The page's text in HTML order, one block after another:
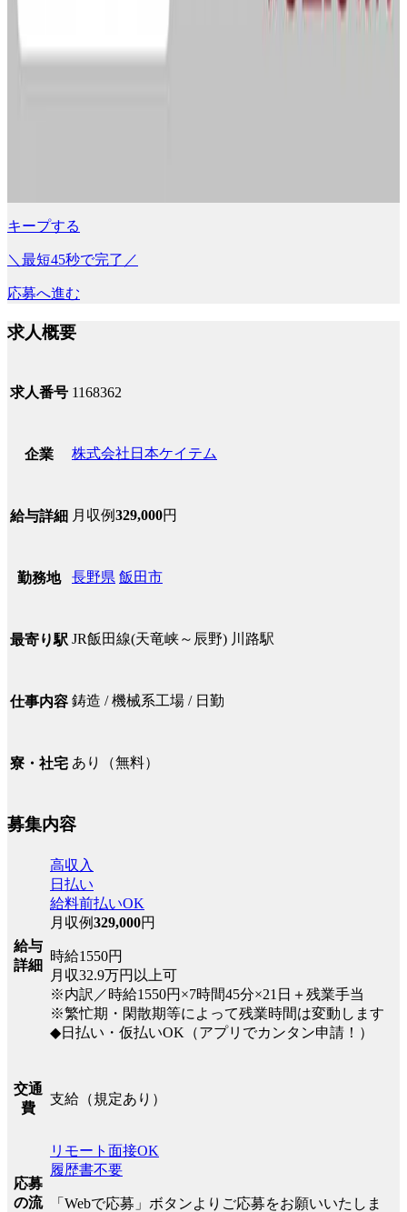
キープする
＼最短45秒で完了／
応募へ進む
求人概要
求人番号 1168362
企業 株式会社日本ケイテム
給与詳細 月収例329,000円
勤務地 長野県 飯田市
最寄り駅 JR飯田線(天竜峡～辰野) 川路駅
仕事内容 鋳造 / 機械系工場 / 日勤
寮・社宅 あり（無料）
募集内容
給与
詳細
高収入
日払い
給料前払いOK
月収例329,000円
時給1550円
月収32.9万円以上可
※内訳／時給1550円×7時間45分×21日＋残業手当
※繁忙期・閑散期等によって残業時間は変動します
◆日払い・仮払いOK（アプリでカンタン申請！）
交通
費
支給（規定あり）
応募
の流
リモート面接OK
履歴書不要
「Webで応募」ボタンよりご応募をお願いいたしま